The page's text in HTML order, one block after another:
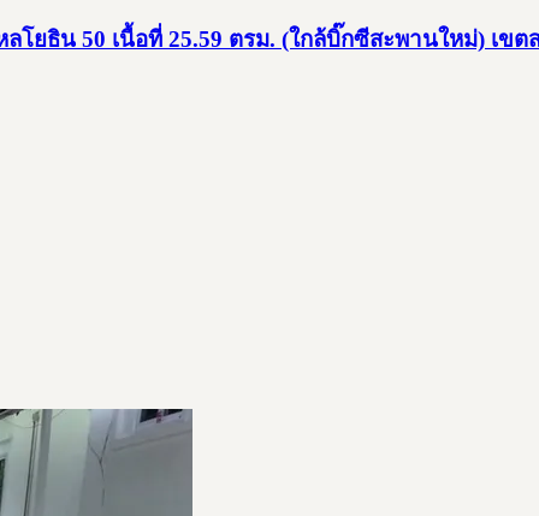
ยธิน 50 เนื้อที่ 25.59 ตรม. (ใกล้บิ๊กซีสะพานใหม่) เขต